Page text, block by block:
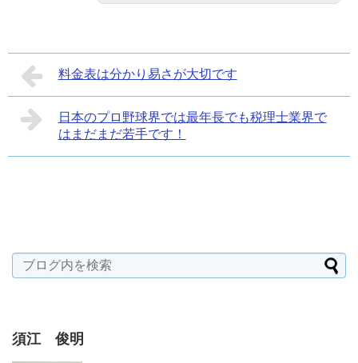
料金表は分かり易さが大切です
日本のプロ野球界では最年長でも税理士業界で
はまだまだ若手です！
須江 俊明